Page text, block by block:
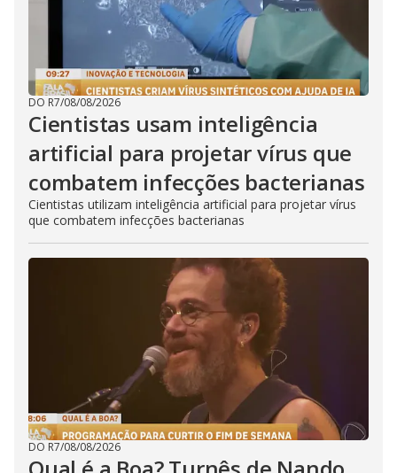
DO R7/08/08/2026
Cientistas usam inteligência
artificial para projetar vírus que
combatem infecções bacterianas
Cientistas utilizam inteligência artificial para projetar vírus
que combatem infecções bacterianas
DO R7/08/08/2026